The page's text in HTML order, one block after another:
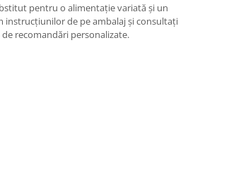
pentru o alimentație variată și un
de pe ambalaj și consultați
recomandări personalizate.